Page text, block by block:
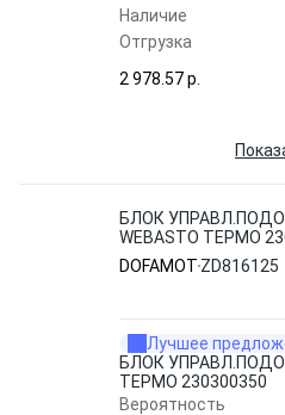
Наличие
Отгрузка
2 978.57 p.
БЛОК
WEBASTO ТЕРМО
DOFAMOT
DOFAMOT ZD816125
Лучшее
БЛОК
ТЕРМО 230300350
Вероятность